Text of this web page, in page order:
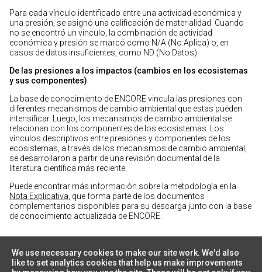
We use necessary cookies to make our site work. We'd also
like to set analytics cookies that help us make improvements
Para cada vínculo identificado entre una actividad económica y
una presión, se asignó una calificación de materialidad. Cuando
no se encontró un vínculo, la combinación de actividad
económica y presión se marcó como N/A (No Aplica) o, en
casos de datos insuficientes, como ND (No Datos).
De las presiones a los impactos (cambios en los ecosistemas
y sus componentes)
La base de conocimiento de ENCORE vincula las presiones con
diferentes mecanismos de cambio ambiental que estas pueden
intensificar. Luego, los mecanismos de cambio ambiental se
relacionan con los componentes de los ecosistemas. Los
vínculos descriptivos entre presiones y componentes de los
ecosistemas, a través de los mecanismos de cambio ambiental,
se desarrollaron a partir de una revisión documental de la
literatura científica más reciente.
Puede encontrar más información sobre la metodología en la
Nota Explicativa , que forma parte de los documentos
complementarios disponibles para su descarga junto con la base
de conocimiento actualizada de ENCORE.